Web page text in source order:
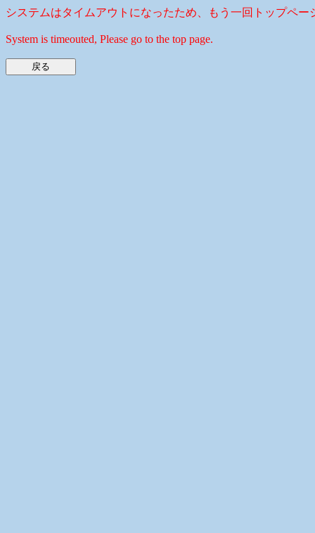
システムはタイムアウトになったため、もう一回トップペー
System is timeouted, Please go to the top page.